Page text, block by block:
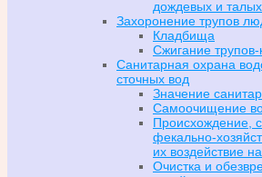
дождевых и
Захоронение трупов
Кладбища
Сжигание
Санитарная охрана
сточных вод
Значение
Самоочищение
Происхождение,
фекально-
их воздействие
Очистка и